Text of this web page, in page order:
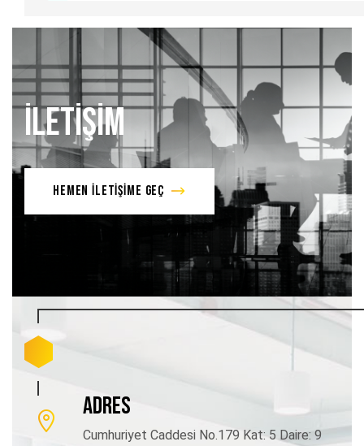
İLETİŞİM
HEMEN İLETİŞİME GEÇ
ADRES
Cumhuriyet Caddesi No.179 Kat: 5 Daire: 9